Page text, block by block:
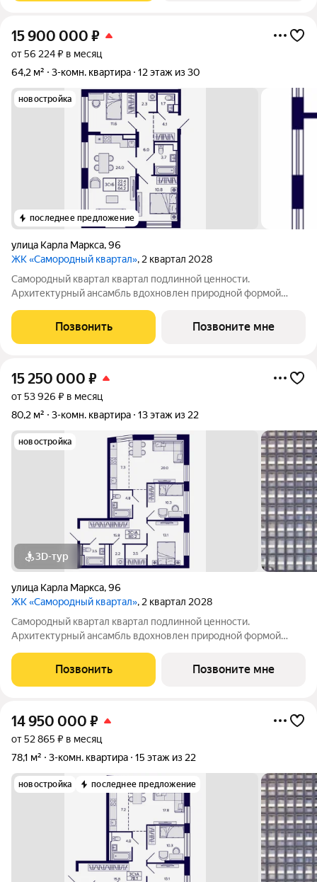
15 900 000 ₽
от 56 224 ₽ в месяц
64,2 м²
3-комн. квартира 12 этаж из 30
новостройка
последнее предложение
улица Карла Маркса,96
ЖК «Самородный квартал», 2 квартал 2028
Самородный квартал квартал подлинной ценности.
Архитектурный ансамбль вдохновлен природной формой
геометрией фасадов. Внутренний двор и места общего
пользования также содержат стилистические
Позвонить Позвоните мне
15 250 000 ₽
от 53 926 ₽ в месяц
80,2 м²
3-комн. квартира 13 этаж из 22
новостройка
3D-тур
улица Карла Маркса,96
ЖК «Самородный квартал», 2 квартал 2028
Самородный квартал квартал подлинной ценности.
Архитектурный ансамбль вдохновлен природной формой
геометрией фасадов. Внутренний двор и места общего
пользования также содержат стилистические
Позвонить Позвоните мне
14 950 000 ₽
от 52 865 ₽ в месяц
78,1 м²
3-комн. квартира 15 этаж из 22
новостройка последнее предложение